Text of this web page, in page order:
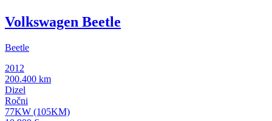
Volkswagen Beetle
Beetle
2012
200.400 km
Dizel
Ročni
77KW (105KM)